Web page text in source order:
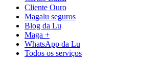
Cliente Ouro
Magalu seguros
Blog da Lu
Maga +
WhatsApp da Lu
Todos os serviços